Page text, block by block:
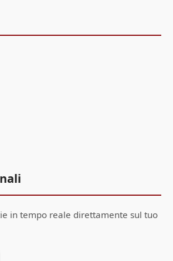
in tempo reale direttamente sul tuo